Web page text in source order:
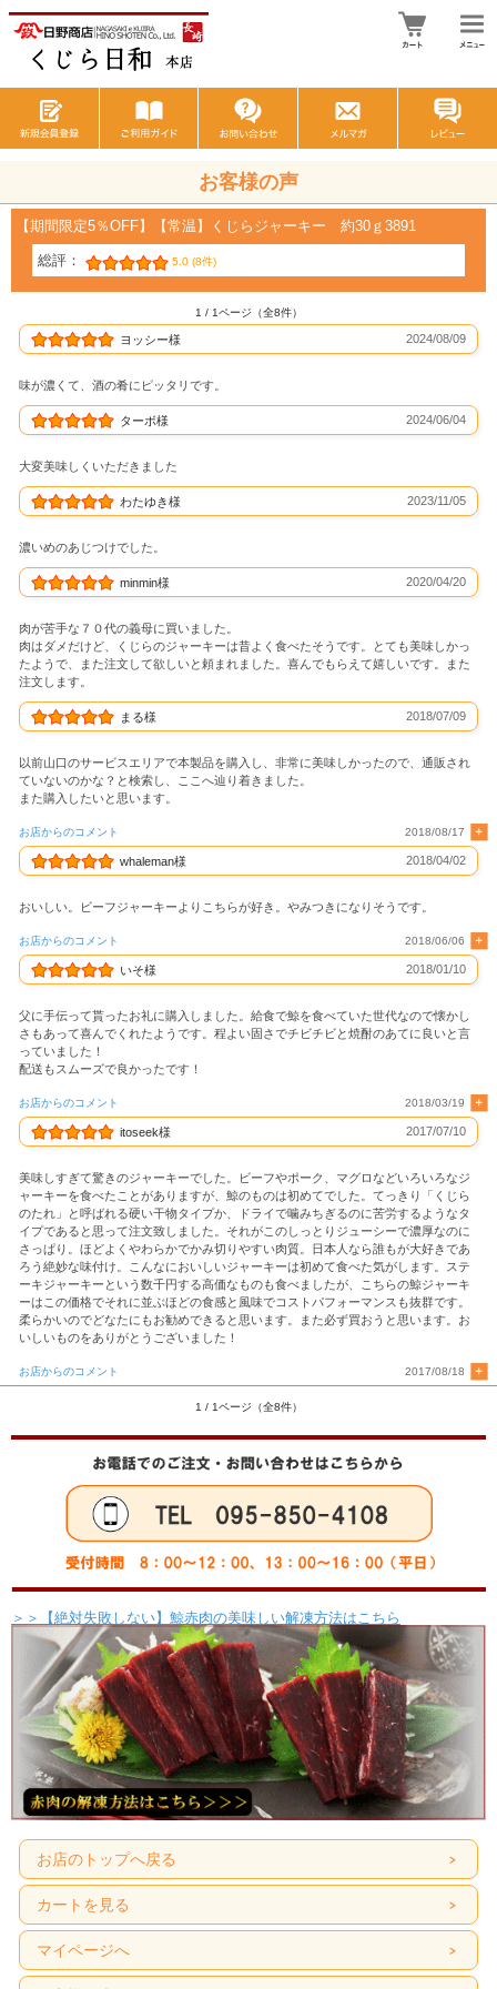
お客様の声
【期間限定5％OFF】【常温】くじらジャーキー 約30ｇ3891
総評： 5.0 (8件)
1 / 1ページ（全8件）
ヨッシー様 2024/08/09
味が濃くて、酒の肴にピッタリです。
ターボ様 2024/06/04
大変美味しくいただきました
わたゆき様 2023/11/05
濃いめのあじつけでした。
minmin様 2020/04/20
肉が苦手な７０代の義母に買いました。
肉はダメだけど、くじらのジャーキーは昔よく食べたそうです。とても美味しかっ
たようで、また注文して欲しいと頼まれました。喜んでもらえて嬉しいです。また
注文します。
まる様 2018/07/09
以前山口のサービスエリアで本製品を購入し、非常に美味しかったので、通販され
ていないのかな？と検索し、ここへ辿り着きました。
また購入したいと思います。
お店からのコメント 2018/08/17
whaleman様 2018/04/02
おいしい。ビーフジャーキーよりこちらが好き。やみつきになりそうです。
お店からのコメント 2018/06/06
いそ様 2018/01/10
父に手伝って貰ったお礼に購入しました。給食で鯨を食べていた世代なので懐かし
さもあって喜んでくれたようです。程よい固さでチビチビと焼酎のあてに良いと言
っていました！
配送もスムーズで良かったです！
お店からのコメント 2018/03/19
itoseek様 2017/07/10
美味しすぎて驚きのジャーキーでした。ビーフやポーク、マグロなどいろいろなジ
ャーキーを食べたことがありますが、鯨のものは初めてでした。てっきり「くじら
のたれ」と呼ばれる硬い干物タイプか、ドライで噛みちぎるのに苦労するようなタ
イプであると思って注文致しました。それがこのしっとりジューシーで濃厚なのに
さっぱり。ほどよくやわらかでかみ切りやすい肉質。日本人なら誰もが大好きであ
ろう絶妙な味付け。こんなにおいしいジャーキーは初めて食べた気がします。ステ
ーキジャーキーという数千円する高価なものも食べましたが、こちらの鯨ジャーキ
ーはこの価格でそれに並ぶほどの食感と風味でコストパフォーマンスも抜群です。
柔らかいのでどなたにもお勧めできると思います。また必ず買おうと思います。お
いしいものをありがとうございました！
お店からのコメント 2017/08/18
1 / 1ページ（全8件）
＞＞【絶対失敗しない】鯨赤肉の美味しい解凍方法はこちら
お店のトップへ戻る
カートを見る
マイページへ